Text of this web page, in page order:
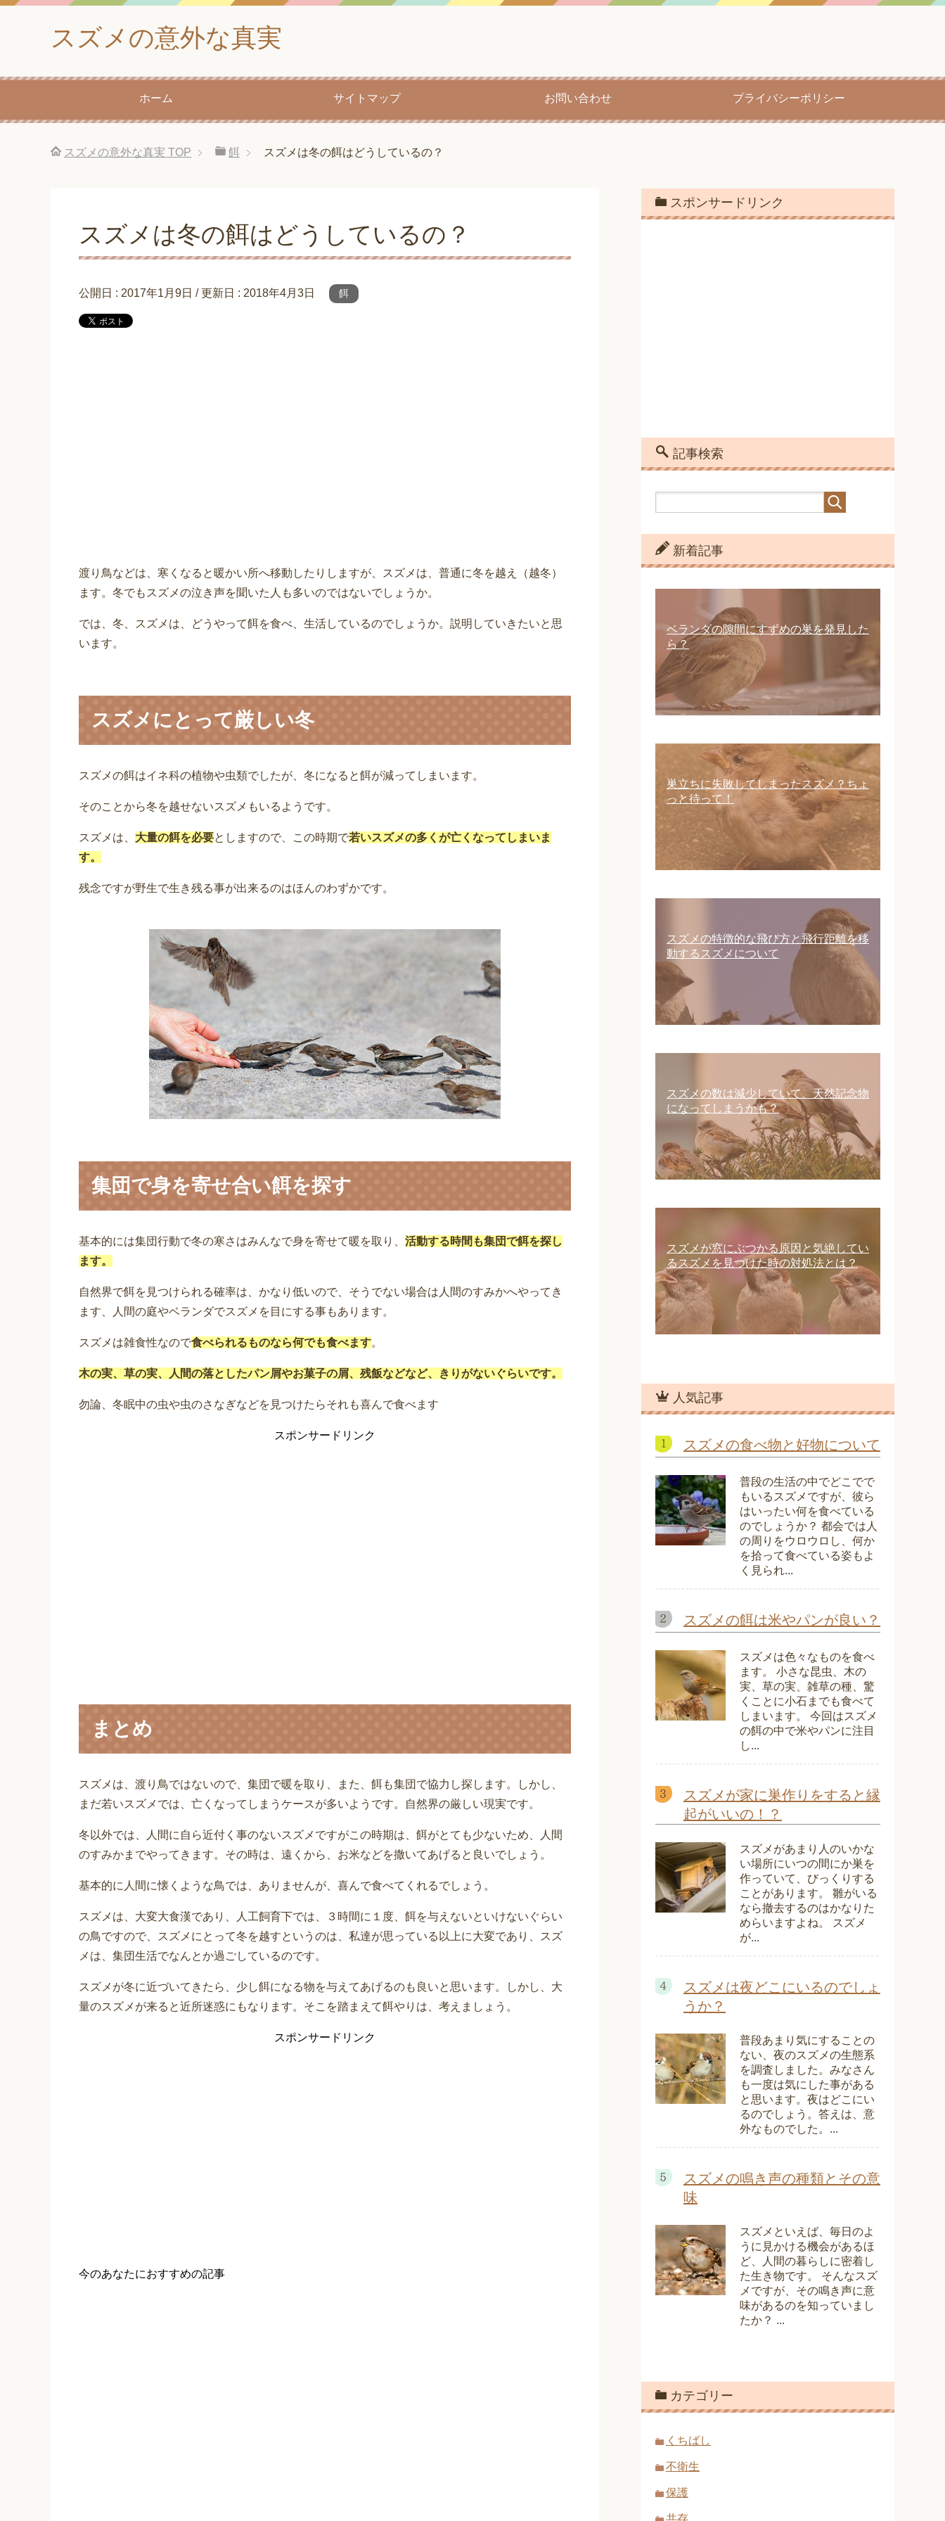
スズメの意外な真実
ホーム サイトマップ お問い合わせ プライバシーポリシー
スズメの意外な真実 TOP 餌 スズメは冬の餌はどうしているの？
スズメは冬の餌はどうしているの？
公開日 : 2017年1月9日 / 更新日 : 2018年4月3日 餌
渡り鳥などは、寒くなると暖かい所へ移動したりしますが、スズメは、普通に冬を越え（越冬）
ます。冬でもスズメの泣き声を聞いた人も多いのではないでしょうか。
では、冬、スズメは、どうやって餌を食べ、生活しているのでしょうか。説明していきたいと思
います。
スズメにとって厳しい冬
スズメの餌はイネ科の植物や虫類でしたが、冬になると餌が減ってしまいます。
そのことから冬を越せないスズメもいるようです。
スズメは、 大量の餌を必要としますので、この時期で若いスズメの多くが亡くなってしまいま
す。
残念ですが野生で生き残る事が出来るのはほんのわずかです。
集団で身を寄せ合い餌を探す
基本的には集団行動で冬の寒さはみんなで身を寄せて暖を取り、 活動する時間も集団で餌を探し
ます。
自然界で餌を見つけられる確率は、かなり低いので、そうでない場合は人間のすみかへやってき
ます、人間の庭やベランダでスズメを目にする事もあります。
スズメは雑食性なので食べられるものなら何でも食べます。
木の実、草の実、人間の落としたパン屑やお菓子の屑、残飯などなど、きりがないぐらいです。
勿論、冬眠中の虫や虫のさなぎなどを見つけたらそれも喜んで食べます
スポンサードリンク
まとめ
スズメは、渡り鳥ではないので、集団で暖を取り、また、餌も集団で協力し探します。しかし、
まだ若いスズメでは、亡くなってしまうケースが多いようです。自然界の厳しい現実です。
冬以外では、人間に自ら近付く事のないスズメですがこの時期は、餌がとても少ないため、人間
のすみかまでやってきます。その時は、遠くから、お米などを撒いてあげると良いでしょう。
基本的に人間に懐くような鳥では、ありませんが、喜んで食べてくれるでしょう。
スズメは、大変大食漢であり、人工飼育下では、３時間に１度、餌を与えないといけないぐらい
の鳥ですので、スズメにとって冬を越すというのは、私達が思っている以上に大変であり、スズ
メは、集団生活でなんとか過ごしているのです。
スズメが冬に近づいてきたら、少し餌になる物を与えてあげるのも良いと思います。しかし、大
量のスズメが来ると近所迷惑にもなります。そこを踏まえて餌やりは、考えましょう。
スポンサードリンク
今のあなたにおすすめの記事
スポンサードリンク
記事検索
新着記事
ベランダの隙間にすずめの巣を発見した
ら？
巣立ちに失敗してしまったスズメ？ちょ
っと待って！
スズメの特徴的な飛び方と飛行距離を移
動するスズメについて
スズメの数は減少していて、天然記念物
になってしまうかも？
スズメが窓にぶつかる原因と気絶してい
るスズメを見つけた時の対処法とは？
人気記事
スズメの食べ物と好物について
普段の生活の中でどこでで
もいるスズメですが、彼ら
はいったい何を食べている
のでしょうか？ 都会では人
の周りをウロウロし、何か
を拾って食べている姿もよ
く見られ...
スズメの餌は米やパンが良い？
スズメは色々なものを食べ
ます。 小さな昆虫、木の
実、草の実、雑草の種、驚
くことに小石までも食べて
しまいます。 今回はスズメ
の餌の中で米やパンに注目
し...
スズメが家に巣作りをすると縁
起がいいの！？
スズメがあまり人のいかな
い場所にいつの間にか巣を
作っていて、びっくりする
ことがあります。 雛がいる
なら撤去するのはかなりた
めらいますよね。 スズメ
が...
スズメは夜どこにいるのでしょ
うか？
普段あまり気にすることの
ない、夜のスズメの生態系
を調査しました。みなさん
も一度は気にした事がある
と思います。夜はどこにい
るのでしょう。答えは、意
外なものでした。...
スズメの鳴き声の種類とその意
味
スズメといえば、毎日のよ
うに見かける機会があるほ
ど、人間の暮らしに密着し
た生き物です。 そんなスズ
メですが、その鳴き声に意
味があるのを知っていまし
たか？ ...
カテゴリー
くちばし
不衛生
保護
共存